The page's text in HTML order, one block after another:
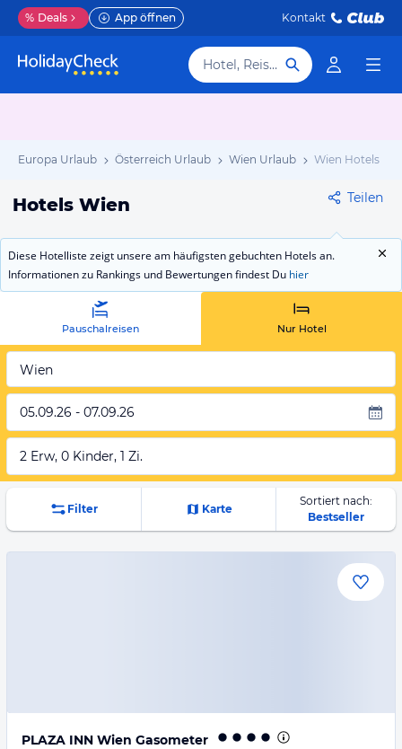
% Deals App öffnen Kontakt
Hotel, Reiseziel
Europa Urlaub Österreich Urlaub Wien Urlaub Wien Hotels
Hotels Wien Teilen
Diese Hotelliste zeigt unsere am häufigsten gebuchten Hotels an.
Informationen zu Rankings und Bewertungen findest Du hier
Pauschalreisen Nur Hotel
Wien
05.09.26 - 07.09.26
2 Erw, 0 Kinder, 1 Zi.
Filter Karte
Sortiert nach:
Bestseller
PLAZA INN Wien Gasometer